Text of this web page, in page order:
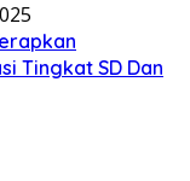
Tingkat SD Dan